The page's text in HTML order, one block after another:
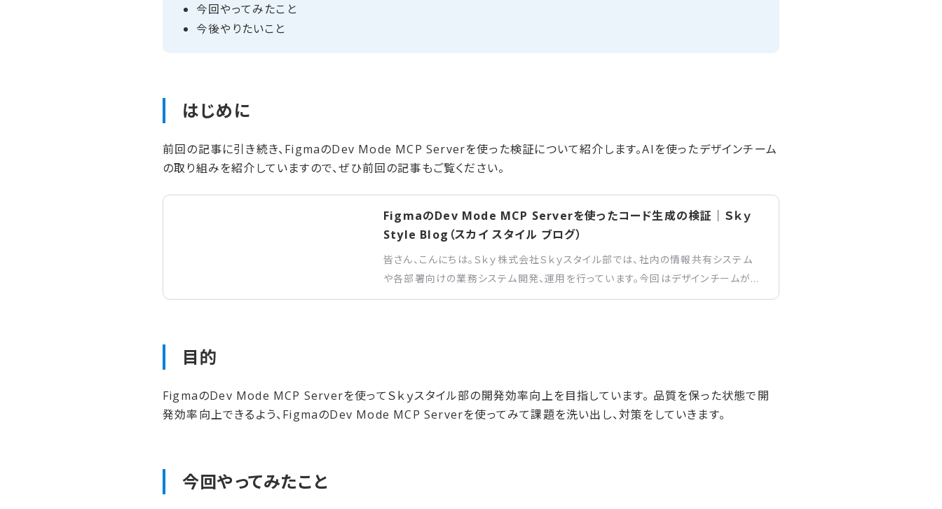
今回やってみた​こと
今​後やりたい​こと
はじめに
前回の記事に引き続き、FigmaのDev Mode MCP Serverを使った検証について紹介します。AIを使ったデザインチーム
の取り組みを紹介していますので、ぜひ前回の記事もご覧ください。
FigmaのDev Mode MCP Serverを使ったコード生成の検証｜Ｓｋｙ
Style Blog（スカイ スタイル ブログ）
皆さん、こんにちは。Ｓｋｙ株式会社Ｓｋｙスタイル部では、社内の情報共有システム
や各部署向けの業務システム開発、運用を行っています。今回はデザインチームが行
っているAIを活用した効率的で高品質なデザイン作成に向けた取り組みや検証結
目的
FigmaのDev Mode MCP Serverを使ってＳｋｙスタイル部の開発効率向上を目指しています。 品質を保った状態で開
発効率向上できるよう、FigmaのDev Mode MCP Serverを使ってみて課題を洗い出し、対策をしていきます。
今回やってみた​こと